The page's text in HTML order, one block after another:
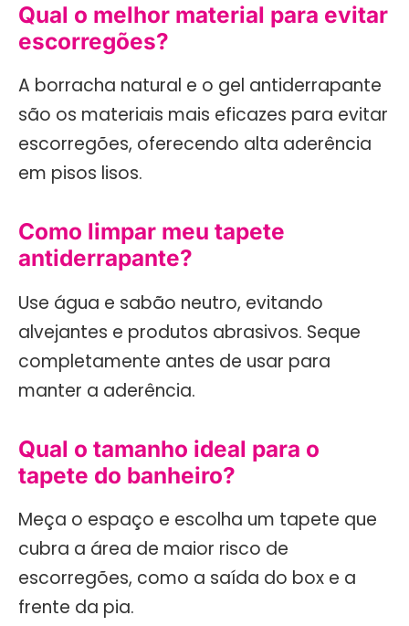
Qual o melhor material para evitar
escorregões?
A borracha natural e o gel antiderrapante
são os materiais mais eficazes para evitar
escorregões, oferecendo alta aderência
em pisos lisos.
Como limpar meu tapete
antiderrapante?
Use água e sabão neutro, evitando
alvejantes e produtos abrasivos. Seque
completamente antes de usar para
manter a aderência.
Qual o tamanho ideal para o
tapete do banheiro?
Meça o espaço e escolha um tapete que
cubra a área de maior risco de
escorregões, como a saída do box e a
frente da pia.